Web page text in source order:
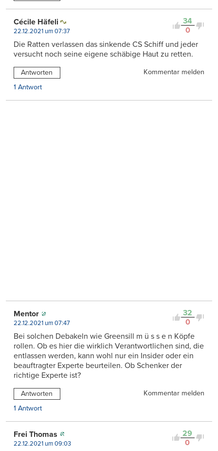
34
0
Cécile Häfeli
22.12.2021 um 07:37
Die Ratten verlassen das sinkende CS Schiff und jeder
versucht noch seine eigene schäbige Haut zu retten.
Antworten
Kommentar melden
1 Antwort
32
0
Mentor
22.12.2021 um 07:47
Bei solchen Debakeln wie Greensill m ü s s e n Köpfe
rollen. Ob es hier die wirklich Verantwortlichen sind, die
entlassen werden, kann wohl nur ein Insider oder ein
beauftragter Experte beurteilen. Ob Schenker der
richtige Experte ist?
Antworten
Kommentar melden
1 Antwort
29
0
Frei Thomas
22.12.2021 um 09:03